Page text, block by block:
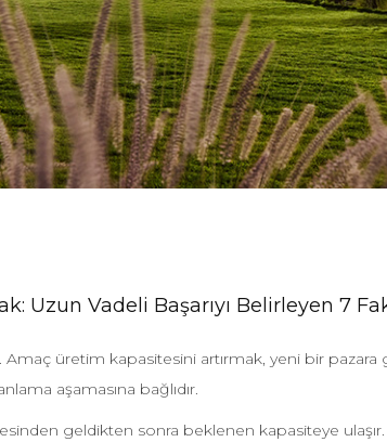
Uzun Vadeli Başarıyı Belirleyen 7
Amaç üretim kapasitesini artırmak, yeni bir
aşamasına bağlıdır.
geldikten sonra beklenen kapasiteye